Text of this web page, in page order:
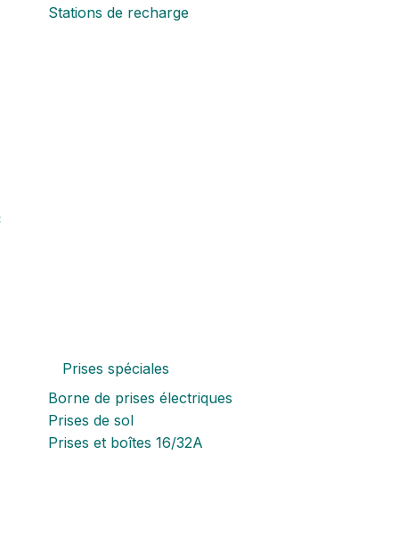
Stations de recharge
Prises spéciales
Borne de prises électriques
Prises de sol
Prises et boîtes 16/32A